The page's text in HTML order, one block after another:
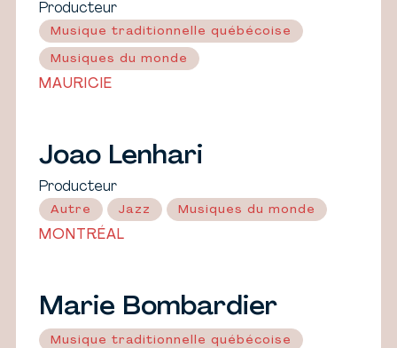
Producteur
Musique traditionnelle québécoise
Musiques du monde
MAURICIE
Joao Lenhari
Producteur
Autre Jazz Musiques du monde
MONTRÉAL
Marie Bombardier
Musique traditionnelle québécoise